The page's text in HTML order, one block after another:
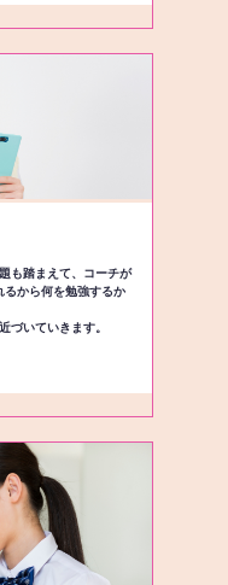
も踏まえて、コーチが
から何を勉強するか
づいていきます。